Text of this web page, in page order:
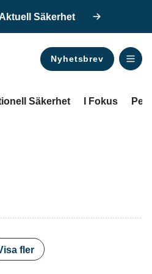
Säkerhet
Nyhetsbrev
Säkerhet I Fokus
fler